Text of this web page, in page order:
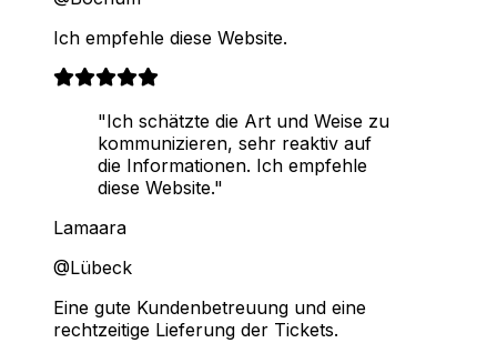
Ich empfehle diese Website.
"Ich schätzte die Art und Weise zu
kommunizieren, sehr reaktiv auf
die Informationen. Ich empfehle
diese Website."
Lamaara
@Lübeck
Eine gute Kundenbetreuung und eine
rechtzeitige Lieferung der Tickets.